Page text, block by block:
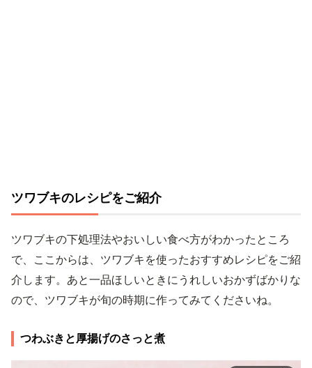
ツワブキのレシピをご紹介
ツワブキの下処理法やおいしい食べ方がわかったところ
で、ここからは、ツワブキを使ったおすすめレシピをご紹
介します。あと一品ほしいときにうれしいおかずばかりな
ので、ツワブキが旬の時期に作ってみてくださいね。
つわぶきと厚揚げのさっと煮